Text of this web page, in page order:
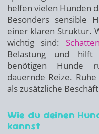
helfen vielen Hunden
Besonders sensible
einer klaren Struktur.
wichtig sind: Schatten
Belastung und hilft
benötigen Hunde
dauernde Reize.
als zusätzliche
Wie du deinen
kannst